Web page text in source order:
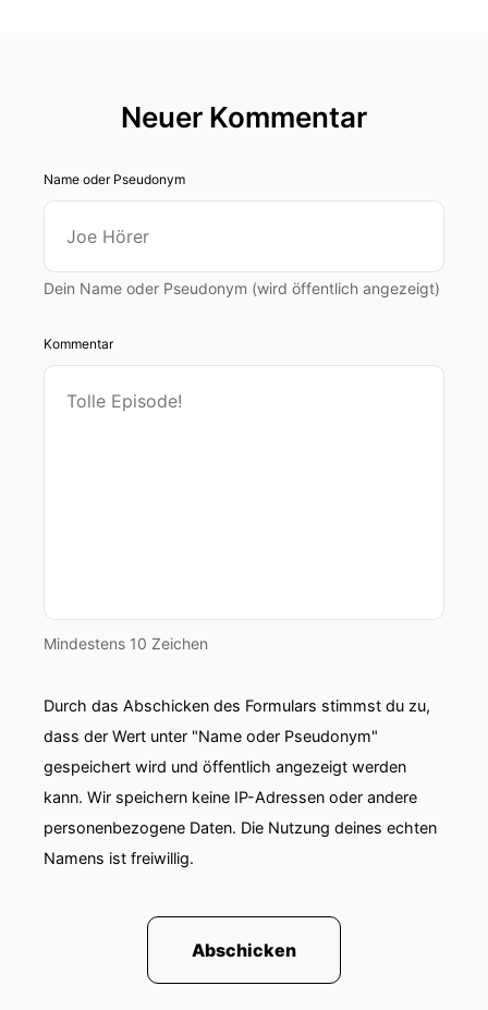
Neuer Kommentar
Name oder Pseudonym
Dein Name oder Pseudonym (wird öffentlich angezeigt)
Kommentar
Mindestens 10 Zeichen
Durch das Abschicken des Formulars stimmst du zu,
dass der Wert unter "Name oder Pseudonym"
gespeichert wird und öffentlich angezeigt werden
kann. Wir speichern keine IP-Adressen oder andere
personenbezogene Daten. Die Nutzung deines echten
Namens ist freiwillig.
Abschicken